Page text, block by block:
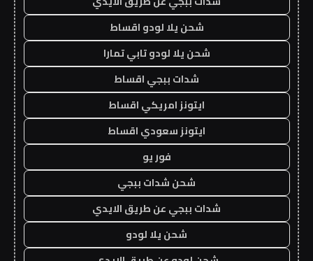
شحن يلا لودو اقساط
شحن يلا لودو تابي تمارا
شدات ببجي اقساط
ايتونز امريكي اقساط
ايتونز سعودي اقساط
فور يو
شحن شدات ببجي
شدات ببجي عن طريق الايدي
شحن يلا لودو